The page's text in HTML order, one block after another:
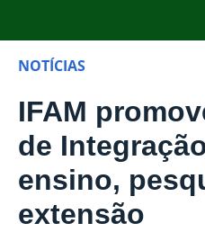
NOTÍCIAS
IFAM
de
ensino,
extensão